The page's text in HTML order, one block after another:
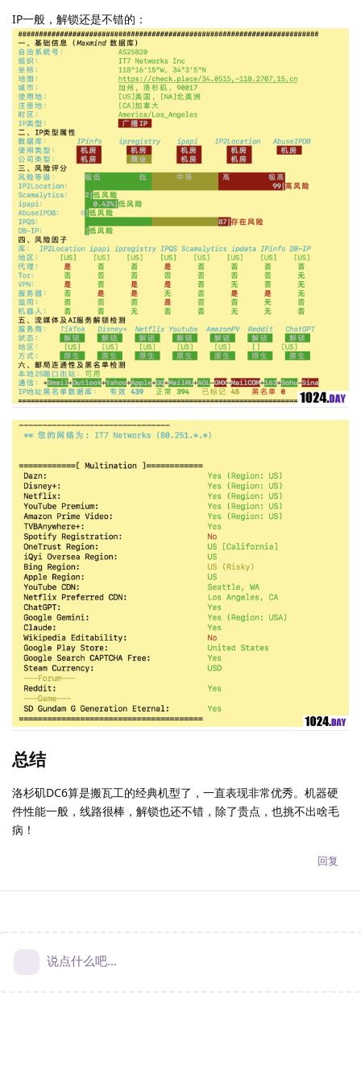
IP一般，解锁还是不错的：
总结
洛杉矶DC6算是搬瓦工的经典机型了，一直表现非常优秀。机器硬
件性能一般，线路很棒，解锁也还不错，除了贵点，也挑不出啥毛
病！
回复
说点什么吧...